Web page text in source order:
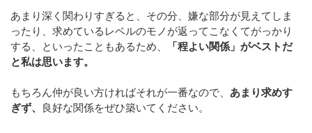
あまり深く関わりすぎると、その分、嫌な部分が見えてしま
ったり、求めているレベルのモノが返ってこなくてがっかり
する、といったこともあるため、
「程よい関係」がベストだ
と私は思います。
もちろん仲が良い方ければそれが一番なので、 あまり求めす
ぎず、 良好な関係をぜひ築いてください。